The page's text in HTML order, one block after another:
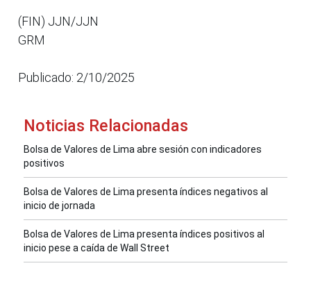
(FIN) JJN/JJN
GRM
Publicado: 2/10/2025
Noticias Relacionadas
Bolsa de Valores de Lima abre sesión con indicadores
positivos
Bolsa de Valores de Lima presenta índices negativos al
inicio de jornada
Bolsa de Valores de Lima presenta índices positivos al
inicio pese a caída de Wall Street